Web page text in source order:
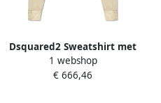
Dsquared2 Sweatshirt met
strikken Beige Dames
1 webshop
€ 666,46